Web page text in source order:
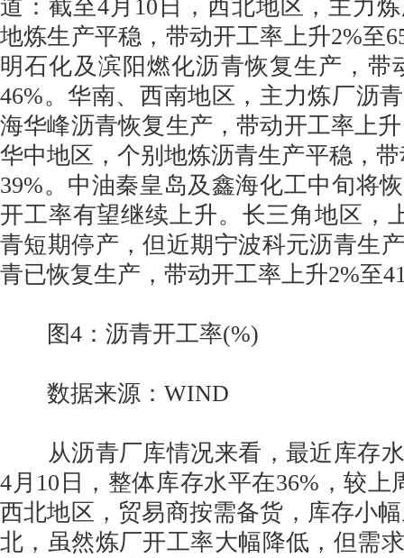
道：截至4月10日，西北地区，主力
地炼生产平稳，带动开工率上升2%至
明石化及滨阳燃化沥青恢复生产，带
46%。华南、西南地区，主力炼厂沥
海华峰沥青恢复生产，带动开工率上
华中地区，个别地炼沥青生产平稳，
39%。中油秦皇岛及鑫海化工中旬将
开工率有望继续上升。长三角地区，
青短期停产，但近期宁波科元沥青生
青已恢复生产，带动开工率上升2%至
图4：沥青开工率(%)
数据来源：WIND
从沥青厂库情况来看，最近库存水
4月10日，整体库存水平在36%，较上
西北地区，贸易商按需备货，库存小
北，虽然炼厂开工率大幅降低，但需